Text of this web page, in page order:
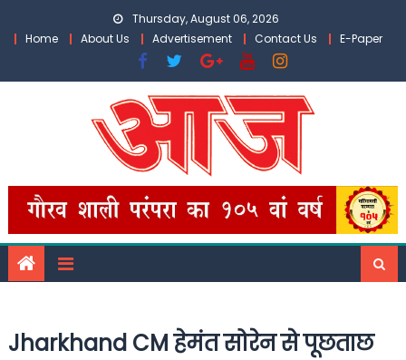
Thursday, August 06, 2026
Home
About Us Advertisement Contact Us E-Paper
Jharkhand CM हेमंत सोरेन से पूछताछ